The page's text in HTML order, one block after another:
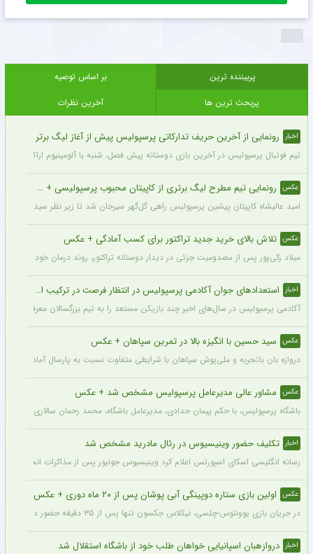
پربیننده ترین
بر اساس توصیه
پربحث ترین ها
آخرین نظرات
اخبار رونمایی از آخرین حریف تدارکاتی پرسپولیس پیش از آغاز لیگ برتر
تیم فوتبال پرسپولیس در آخرین بازی دوستانه پیش فصل، شنبه با آلومینیوم اراک دیدار
عکس رونمایی تیم مطرح لیگ برتری از کاپیتان محبوب پرسپولیسی + سند
امید عالیشاه کاپیتان پیشین پرسپولیس راهی گل‌گهر سیرجان شد تا زیر نظر سیدمهدی
عکس تلاش بالای خرید جدید تراکتور برای کسب آمادگی + عکس
میلاد زکی‌پور پس از مصدومیت جزئی در دیدار دوستانه تراکتور، روند درمان خود را
اخبار استعدادهای جوان آکادمی پرسپولیس در انتظار فرصت در ترکیب اصلی
آکادمی پرسپولیس در سال‌های اخیر چند بازیکن مستعد را به تیم بزرگسالان معرفی
عکس سید حسین با انگیزه بالا در تمرین سپاهان + عکس
دروازه بان باتجربه و ملی‌پوش سپاهان با شرایطی متفاوت نسبت به پارسال آماده شروع
عکس مشاور عالی مدیرعامل پرسپولیس مشخص شد + عکس
باشگاه پرسپولیس، با حکم پیمان حدادی، مدیرعامل باشگاه، محمد رحمان سالاری به
اخبار تکلیف حضور وینیسیوس در رئال مادرید مشخص شد
رسانه انگلیسی اسکای اسپورتس اعلام کرد وینیسیوس جونیور پس از مذاکرات انجام شده
عکس اولین بازی ستاره دوپینگی آبی پوشان پس از ۲۰ ماه دوری + عکس
در جریان بازی یوونتوس-چلسی، نیکلاس جکسون تنها پس از ۳۵ دقیقه حضور در زمین تعویض شد و در همین مسابقه میخایلو مودریک نخستین بازی خود را پس از ۲۰ ماه برای چلسی انجام داد.
اخبار دروازهبان اسپانیایی خواهان طلب خود از باشگاه استقلال شد